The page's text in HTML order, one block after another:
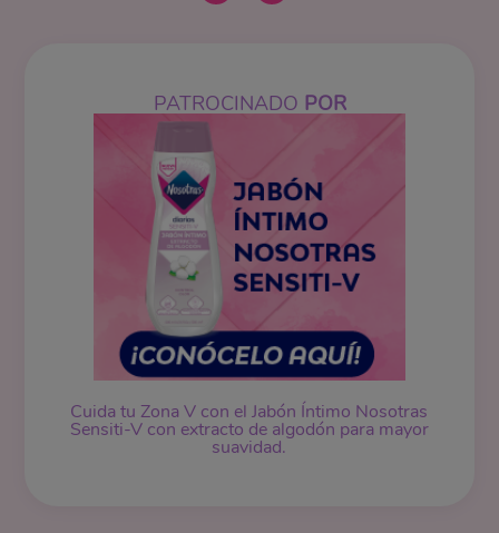
PATROCINADO POR
Cuida tu Zona V con el Jabón Íntimo Nosotras
Sensiti-V con extracto de algodón para mayor
suavidad.